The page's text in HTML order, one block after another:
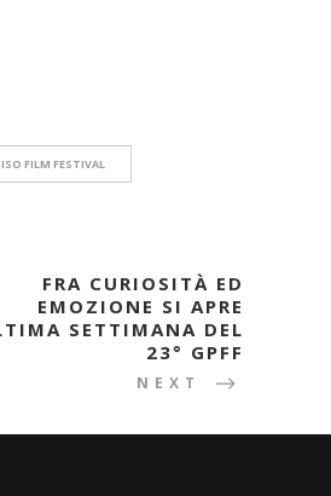
FILM FESTIVAL
FRA CURIOSITÀ ED
EMOZIONE SI APRE
SETTIMANA DEL
23° GPFF
NEXT